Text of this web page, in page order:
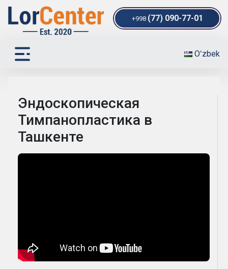
+998 (77) 090-77-01
Oʻzbek
Эндоскопическая
Тимпанопластика в
Ташкенте